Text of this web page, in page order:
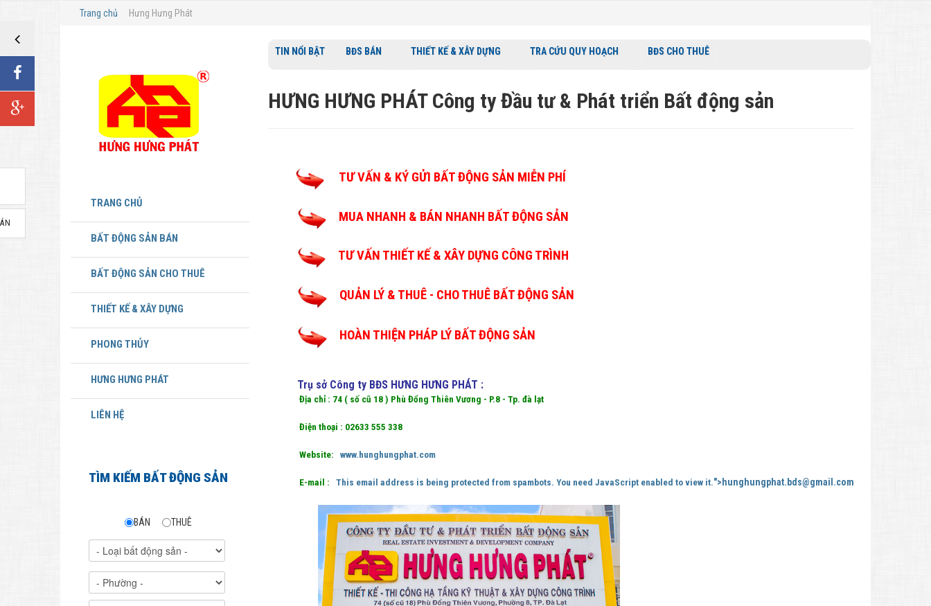
Trang chủ Hưng Hưng Phát
TRANG CHỦ
BẤT ĐỘNG SẢN BÁN
BẤT ĐỘNG SẢN CHO THUÊ
THIẾT KẾ & XÂY DỰNG
PHONG THỦY
HƯNG HƯNG PHÁT
LIÊN HỆ
TÌM KIẾM BẤT ĐỘNG SẢN
BÁN THUÊ
TIN NỔI BẬT BĐS BÁN THIẾT KẾ & XÂY DỰNG TRA CỨU QUY HOẠCH BĐS CHO THUÊ
HƯNG HƯNG PHÁT Công ty Đầu tư & Phát triển Bất động sản
TƯ VẤN & KÝ GỬI BẤT ĐỘNG SẢN MIỄN PHÍ
MUA NHANH & BÁN NHANH BẤT ĐỘNG SẢN
TƯ VẤN THIẾT KẾ & XÂY DỰNG CÔNG TRÌNH
QUẢN LÝ & THUÊ - CHO THUÊ BẤT ĐỘNG SẢN
HOÀN THIỆN PHÁP LÝ BẤT ĐỘNG SẢN
Trụ sở Công ty BĐS HƯNG HƯNG PHÁT :
Địa chỉ : 74 ( số cũ 18 ) Phù Đổng Thiên Vương - P.8 - Tp. đà lạt
Điện thoại : 02633 555 338
Website: www.hunghungphat.com
E-mail : This email address is being protected from spambots. You need JavaScript enabled to view it.">hunghungphat.bds@gmail.com